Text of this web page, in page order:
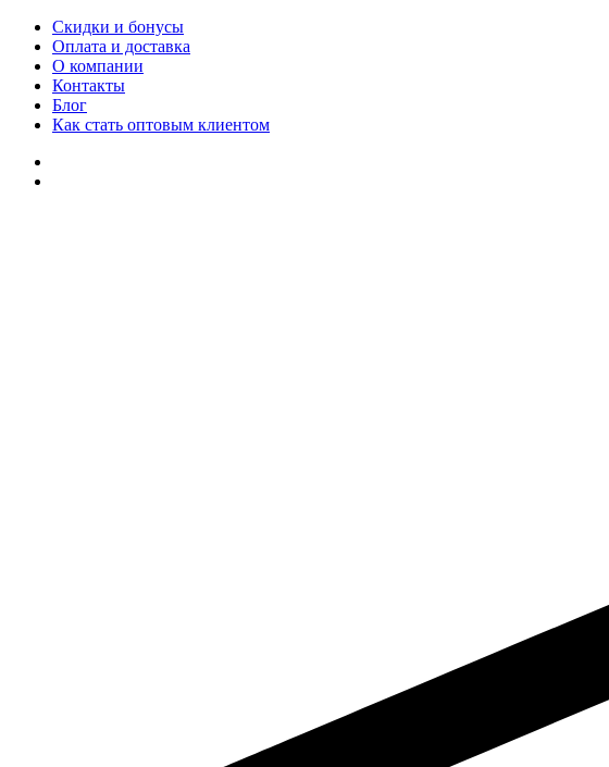
Скидки и бонусы
Оплата и доставка
О компании
Контакты
Блог
Как стать оптовым клиентом